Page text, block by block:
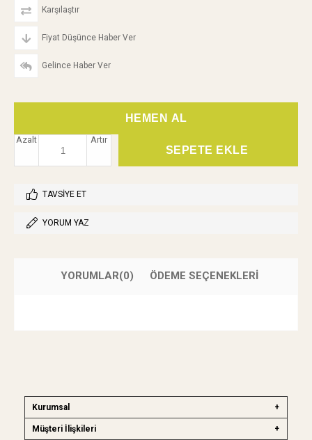
Karşılaştır
Fiyat Düşünce Haber Ver
Gelince Haber Ver
Artır
Azalt
TAVSIYE ET
YORUM YAZ
YORUMLAR(0) ÖDEME SEÇENEKLERI
Kurumsal
Müşteri İlişkileri